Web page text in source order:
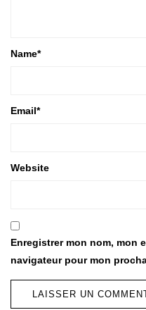
Name*
Email*
Website
Enregistrer mon nom, mon
navigateur pour mon